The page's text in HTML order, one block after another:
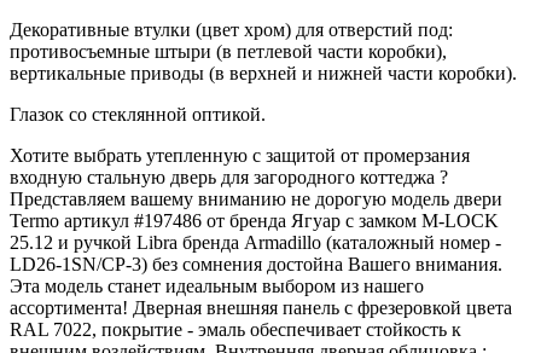
Декоративные втулки (цвет хром) для отверстий под:
противосъемные штыри (в петлевой части коробки),
вертикальные приводы (в верхней и нижней части коробки).
Глазок со стеклянной оптикой.
Хотите выбрать утепленную с защитой от промерзания
входную стальную дверь для загородного коттеджа ?
Представляем вашему вниманию не дорогую модель двери
Termo артикул #197486 от бренда Ягуар с замком M-LOCK
25.12 и ручкой Libra бренда Armadillo (каталожный номер -
LD26-1SN/CP-3) без сомнения достойна Вашего внимания.
Эта модель станет идеальным выбором из нашего
ассортимента! Дверная внешняя панель с фрезеровкой цвета
RAL 7022, покрытие - эмаль обеспечивает стойкость к